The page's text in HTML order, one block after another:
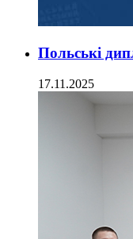
Польські
17.11.2025